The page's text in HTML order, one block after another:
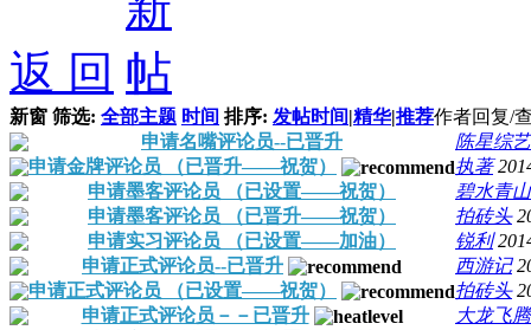
返 回
新窗 筛选: 全部主题 时间 排序: 发帖时间|精华|推荐作者回复/
申请名嘴评论员--已晋升
陈星综艺
申请金牌评论员 （已晋升——祝贺）
执著
申请墨客评论员 （已设置——祝贺）
碧水青山
申请墨客评论员 （已晋升——祝贺）
拍砖头
申请实习评论员 （已设置——加油）
锐利
申请正式评论员--已晋升
西游记
申请正式评论员 （已设置——祝贺）
拍砖头
申请正式评论员－－已晋升
大龙飞腾